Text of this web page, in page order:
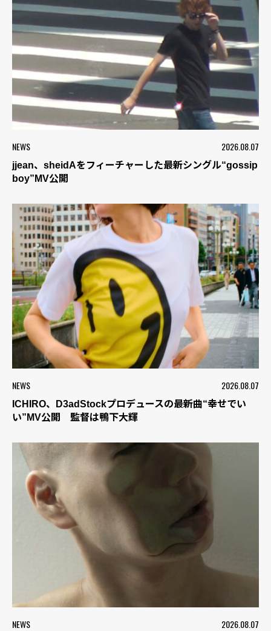
NEWS 2026.08.07
jjean、sheidAをフィーチャーした最新シングル“gossip
boy”MV公開
NEWS 2026.08.07
ICHIRO、D3adStockプロデュースの最新曲“幸せでい
い”MV公開 監督は鴨下大輝
NEWS 2026.08.07